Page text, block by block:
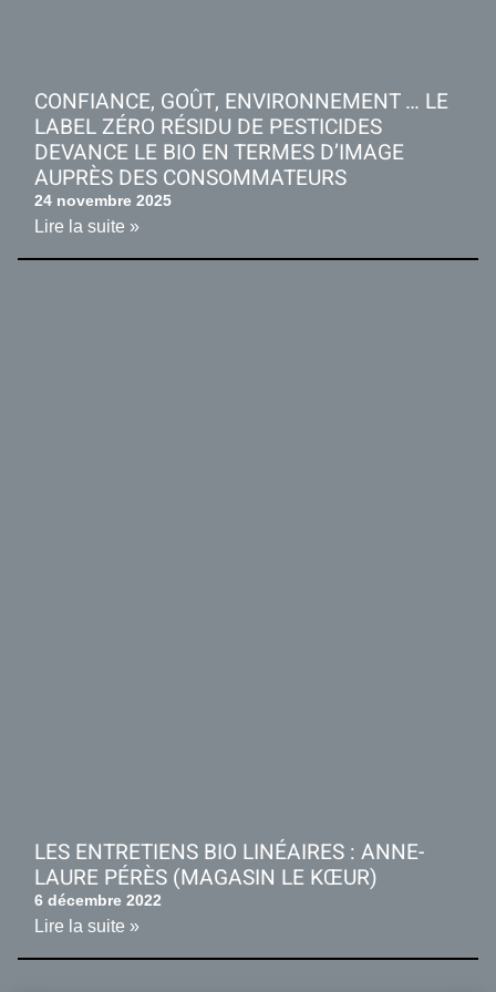
CONFIANCE, GOÛT, ENVIRONNEMENT … LE
LABEL ZÉRO RÉSIDU DE PESTICIDES
DEVANCE LE BIO EN TERMES D’IMAGE
AUPRÈS DES CONSOMMATEURS
24 novembre 2025
Lire la suite »
LES ENTRETIENS BIO LINÉAIRES : ANNE-
LAURE PÉRÈS (MAGASIN LE KŒUR)
6 décembre 2022
Lire la suite »